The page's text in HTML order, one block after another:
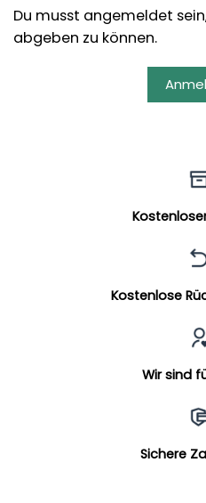
Du musst angemeldet
abgeben zu können.
Kostenlose
Wir sind
Sichere